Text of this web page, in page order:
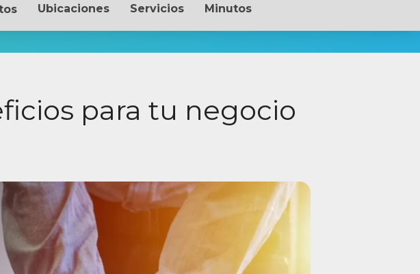
Ubicaciones Servicios Minutos
para tu negocio